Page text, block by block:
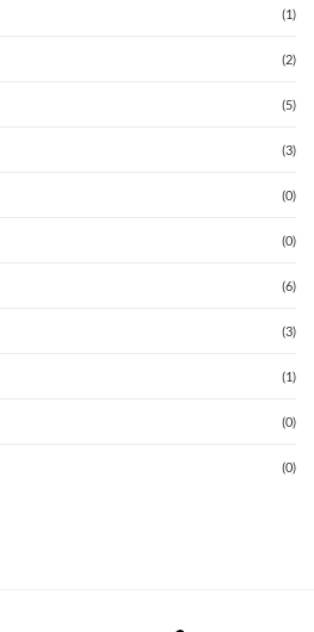
(1)
(2)
(5)
(3)
(0)
(0)
(6)
(3)
(1)
(0)
(0)